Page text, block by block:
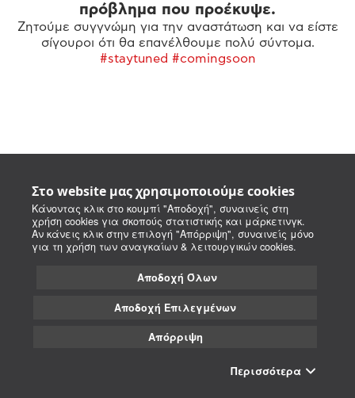
Στο website μας χρησιμοποιούμε cookies
Κάνοντας κλικ στο κουμπί "Αποδοχή", συναινείς στη
χρήση cookies για σκοπούς στατιστικής και μάρκετινγκ.
Αν κάνεις κλικ στην επιλογή "Απόρριψη", συναινείς μόνο
για τη χρήση των αναγκαίων & λειτουργικών cookies.
Αποδοχή Όλων
Αποδοχή Επιλεγμένων
Απόρριψη
Περισσότερα
πρόβλημα που προέκυψε.
Ζητούμε συγγνώμη για την αναστάτωση και να είστε
σίγουροι ότι θα επανέλθουμε πολύ σύντομα.
#staytuned #comingsoon